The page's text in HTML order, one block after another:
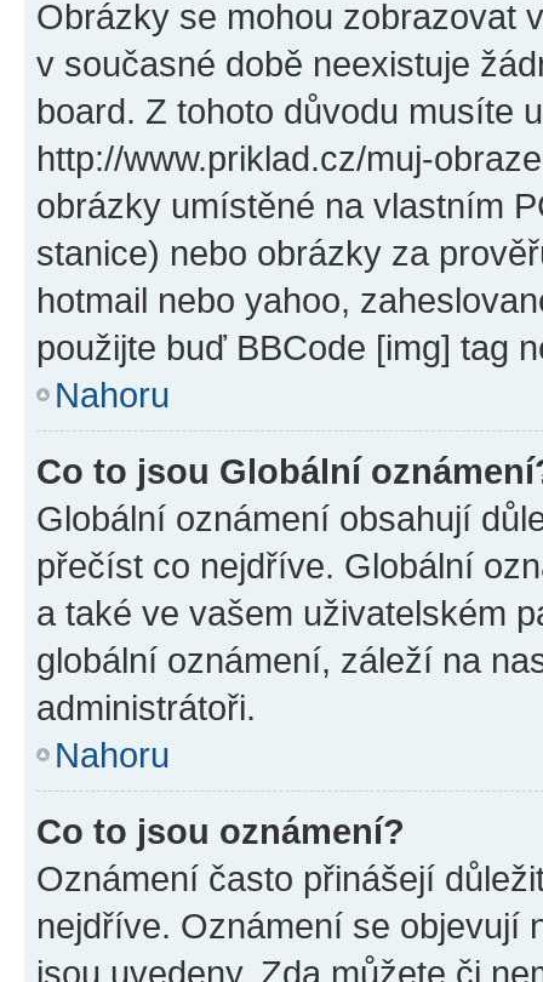
Obrázky se mohou zobrazovat
v současné době neexistuje
board. Z tohoto důvodu musíte
http://www.priklad.cz/muj-
obrázky umístěné na vlastním
stanice) nebo obrázky za
hotmail nebo yahoo,
použijte buď BBCode [img] tag
Nahoru
Co to jsou Globální
Globální oznámení obsahují
přečíst co nejdříve. Globální
a také ve vašem uživatelském
globální oznámení, záleží na
administrátoři.
Nahoru
Co to jsou oznámení?
Oznámení často přinášejí
nejdříve. Oznámení se objevují
jsou uvedeny. Zda můžete či